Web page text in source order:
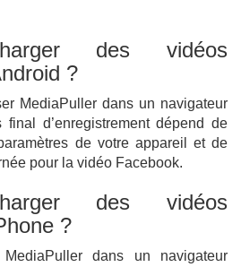
des vidéos
?
MediaPuller dans un navigateur
d’enregistrement dépend de
de votre appareil et de
pour la vidéo Facebook.
des vidéos
?
dans un navigateur